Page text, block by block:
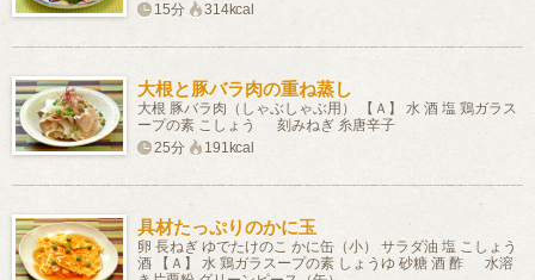
15分
314kcal
大根と豚バラ肉の重ね蒸し
大根 豚バラ肉（しゃぶしゃぶ用） 【Ａ】 水 酒 塩 鶏ガラス
ープの素 こしょう 刻みねぎ 糸唐辛子
25分
191kcal
具材たっぷりのかに玉
卵 長ねぎ ゆでたけのこ かに缶（小） サラダ油 塩 こしょう
酒 【Ａ】 水 鶏ガラスープの素 しょうゆ 砂糖 酒 酢 水溶